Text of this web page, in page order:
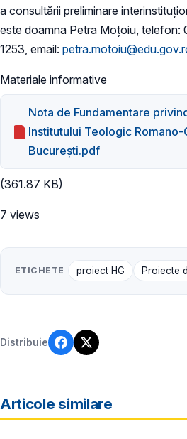
a consultării preliminare
este doamna Petra Moțoiu, telefon:
1253, email:
Materiale informative
Nota de Fundamentare
Institutului Teologic
București.pdf
(361.87 KB)
7 views
ETICHETE proiect HG Proiecte
Distribuie
Articole similare